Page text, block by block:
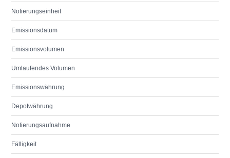
Notierungseinheit
Emissionsdatum
Emissionsvolumen
Umlaufendes Volumen
Emissionswährung
Depotwährung
Notierungsaufnahme
Fälligkeit